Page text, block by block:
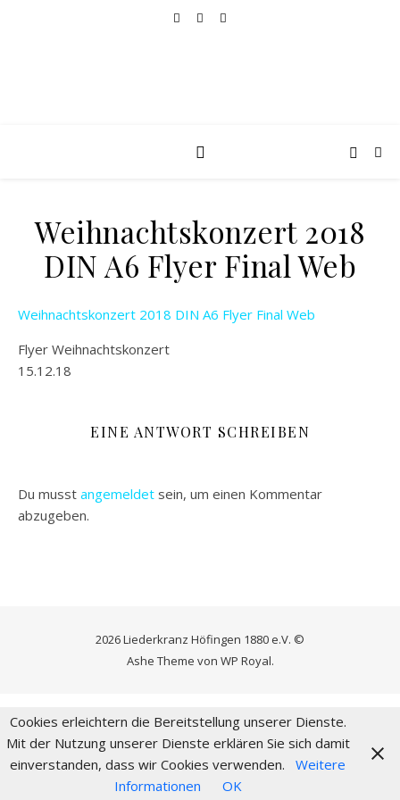
Weihnachtskonzert 2018
DIN A6 Flyer Final Web
Weihnachtskonzert 2018 DIN A6 Flyer Final Web
Flyer Weihnachtskonzert
15.12.18
EINE ANTWORT SCHREIBEN
Du musst angemeldet sein, um einen Kommentar
abzugeben.
2026 Liederkranz Höfingen 1880 e.V. ©
Ashe Theme von WP Royal.
Cookies erleichtern die Bereitstellung unserer Dienste.
Mit der Nutzung unserer Dienste erklären Sie sich damit
einverstanden, dass wir Cookies verwenden.
Weitere
Informationen
OK